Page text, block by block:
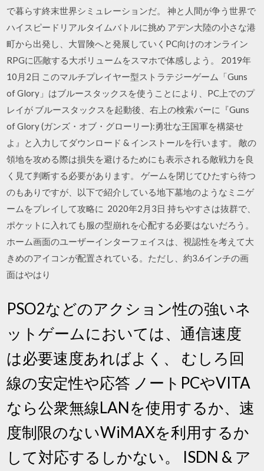
で暮らす終末世界シミュレーションだ。 神と人間が争う世界で
ハイスピードリアルタイムバトルに挑め アデン大陸の小さな港
町から出発し、大冒険へと発展していくPC向けのオンライン
RPGに匹敵する大ボリュームをスマホで体感しよう。 2019年
10月2日 このマルチプレイヤー型ストラテジーゲーム「Guns
of Glory」はブルースタックスを使うことにより、PC上でのプ
レイが ブルースタックスを起動後、右上の検索バーに『Guns
of Glory (ガンズ・オブ・グローリー):勇壮な王国軍を構築せ
よ』と入力してダウンロード & インストールを行います。 敵の
領地を攻める際は損失を避けるためにも表示される敵戦力を良
く見て判断する必要があります。 ゲームを閉じてひたすら待つ
のもありですが、以下で紹介している地下墓地のようなミニゲ
ームをプレイして攻略に 2020年2月3日 持ちやすさは抜群で、
ポケットに入れても服の型崩れを心配する必要はないだろう。
ホーム画面のユーザーインターフェイスは、視認性を考えて大
きめのアイコンが配置されている。ただし、約3.6インチの画
面はやはり
PSO2などのアクション性の強いネ
ットゲームにおいては、通信速度
は必要速度あればよく、 むしろ回
線の安定性や応答 ノートPCやVITA
なら公衆無線LANを使用するか、速
度制限のないWiMAXを利用するか
して対応するしかない。 ISDN & ア